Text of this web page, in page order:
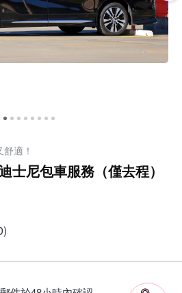
適！
士尼包車服務（僅去程）
)